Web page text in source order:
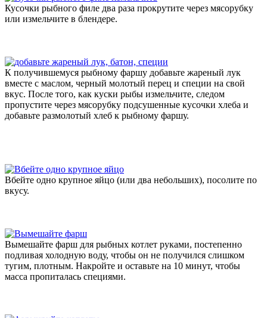
Кусочки рыбного филе два раза прокрутите через мясорубку
или измельчите в блендере.
К получившемуся рыбному фаршу добавьте жареный лук
вместе с маслом, черный молотый перец и специи на свой
вкус. После того, как куски рыбы измельчите, следом
пропустите через мясорубку подсушенные кусочки хлеба и
добавьте размолотый хлеб к рыбному фаршу.
Вбейте одно крупное яйцо (или два небольших), посолите по
вкусу.
Вымешайте фарш для рыбных котлет руками, постепенно
подливая холодную воду, чтобы он не получился слишком
тугим, плотным. Накройте и оставьте на 10 минут, чтобы
масса пропиталась специями.